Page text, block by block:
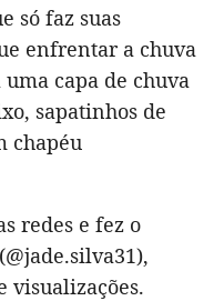
só faz suas
enfrentar a chuva
capa de chuva
sapatinhos de
chapéu
redes e fez o
visualizações.